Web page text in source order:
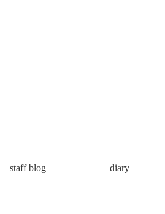
staff blog diary